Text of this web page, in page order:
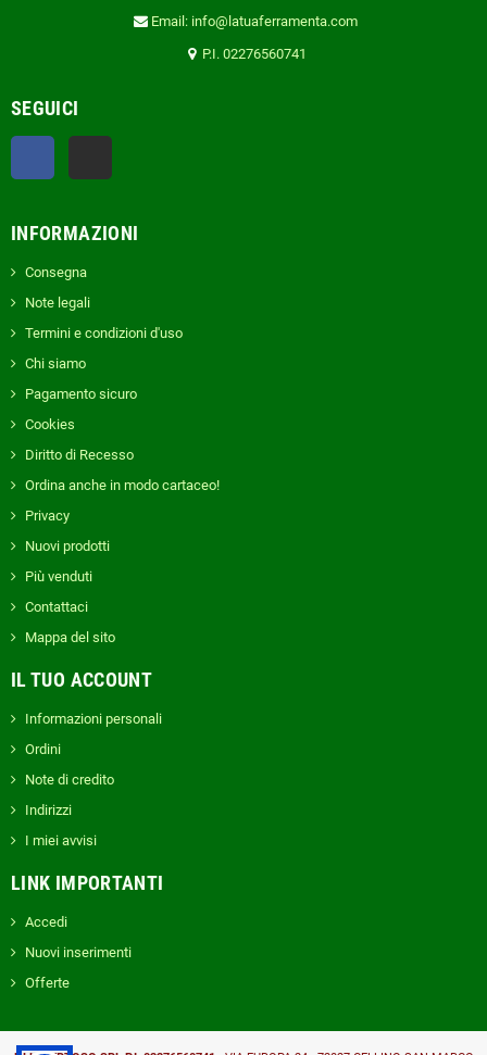
Email: info@latuaferramenta.com
P.I. 02276560741
SEGUICI
INFORMAZIONI
Consegna
Note legali
Termini e condizioni d'uso
Chi siamo
Pagamento sicuro
Cookies
Diritto di Recesso
Ordina anche in modo cartaceo!
Privacy
Nuovi prodotti
Più venduti
Contattaci
Mappa del sito
IL TUO ACCOUNT
Informazioni personali
Ordini
Note di credito
Indirizzi
I miei avvisi
LINK IMPORTANTI
Accedi
Nuovi inserimenti
Offerte